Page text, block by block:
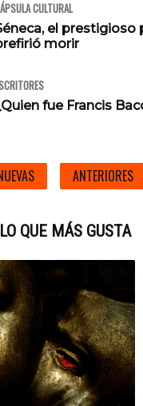
CULTURAL
el prestigioso
morir
fue Francis
ANTERIORES
LO QUE MÁS GUSTA